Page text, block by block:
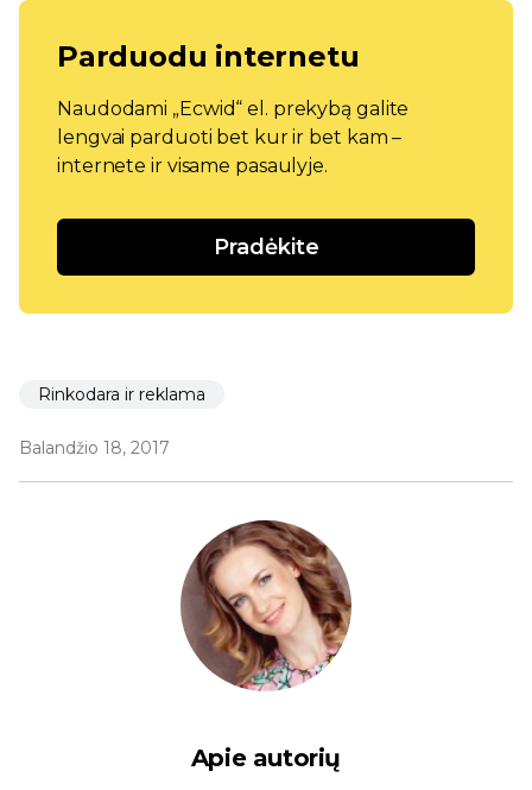
Parduodu internetu
Naudodami „Ecwid“ el. prekybą galite
lengvai parduoti bet kur ir bet kam –
internete ir visame pasaulyje.
Pradėkite
Rinkodara ir reklama
Balandžio 18, 2017
Apie autorių